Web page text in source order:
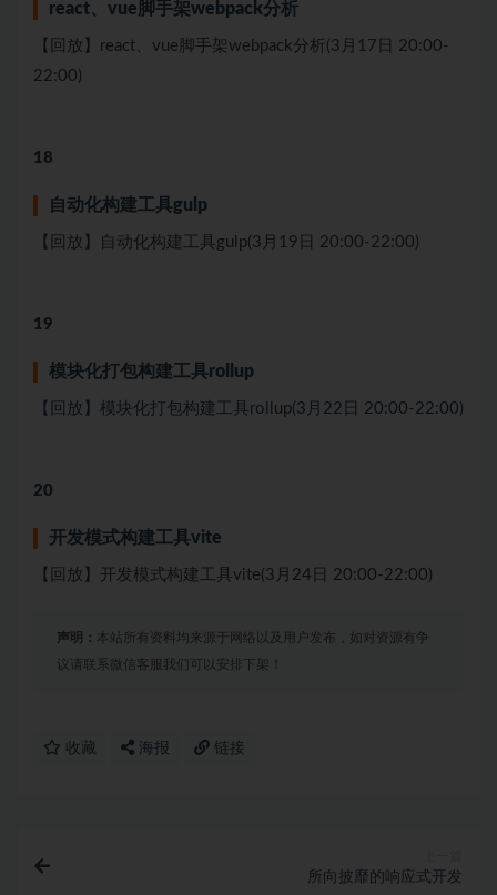
react、vue脚⼿架webpack分析
【回放】react、vue脚⼿架webpack分析(3月17日 20:00-
22:00)
18
⾃动化构建⼯具gulp
【回放】⾃动化构建⼯具gulp(3月19日 20:00-22:00)
19
模块化打包构建⼯具rollup
【回放】模块化打包构建⼯具rollup(3月22日 20:00-22:00)
20
开发模式构建⼯具vite
【回放】开发模式构建⼯具vite(3月24日 20:00-22:00)
声明： 本站所有资料均来源于网络以及用户发布，如对资源有争
议请联系微信客服我们可以安排下架！
收藏 海报 链接
所向披靡的响应式开发